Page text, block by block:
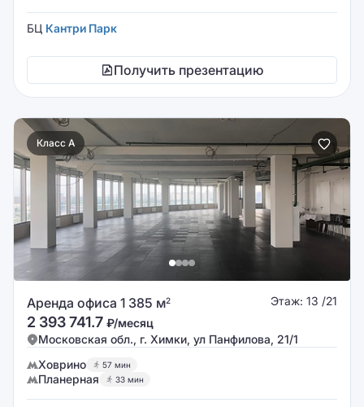
БЦ Кантри Парк
Получить презентацию
Класс A
Аренда офиса 1 385 м2 Этаж: 13 /21
2 393 741.7 ₽/месяц
Московская обл., г. Химки, ул Панфилова, 21/1
Ховрино
57 мин
Планерная 33 мин